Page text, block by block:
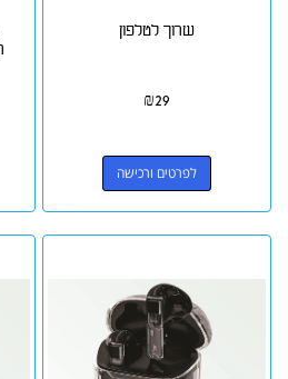
שרוך לטלפון
₪29
לפרטים ורכישה